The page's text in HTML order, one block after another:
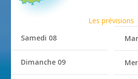
Les prévisions
Samedi 08
Dimanche 09